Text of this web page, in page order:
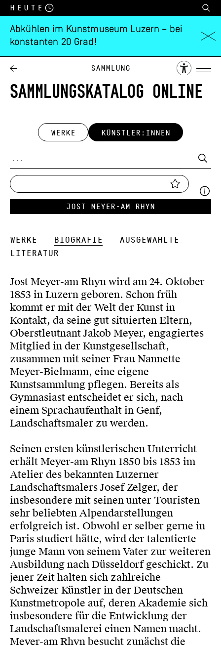
Heute
Abkühlen im Kunstmuseum Luzern – bei
konstanten 20 Grad!
Sammlung
SAMMLUNGSKATALOG ONLINE
WERKE KÜNSTLER:INNEN
Jost Meyer-am Rhyn
Werke Biografie
Ausgewählte
Literatur
Jost Meyer-am Rhyn wird am 24. Oktober
1853 in Luzern geboren. Schon früh
kommt er mit der Welt der Kunst in
Kontakt, da seine gut situierten Eltern,
Oberstleutnant Jakob Meyer, engagiertes
Mitglied in der Kunstgesellschaft,
zusammen mit seiner Frau Nannette
Meyer-Bielmann, eine eigene
Kunstsammlung pflegen. Bereits als
Gymnasiast entscheidet er sich, nach
einem Sprachaufenthalt in Genf,
Landschaftsmaler zu werden.
Seinen ersten künstlerischen Unterricht
erhält Meyer-am Rhyn 1850 bis 1853 im
Atelier des bekannten Luzerner
Landschaftsmalers Josef Zelger, der
insbesondere mit seinen unter Touristen
sehr beliebten Alpendarstellungen
erfolgreich ist. Obwohl er selber gerne in
Paris studiert hätte, wird der talentierte
junge Mann von seinem Vater zur weiteren
Ausbildung nach Düsseldorf geschickt. Zu
jener Zeit halten sich zahlreiche
Schweizer Künstler in der Deutschen
Kunstmetropole auf, deren Akademie sich
insbesondere für die Entwicklung der
Landschaftsmalerei einen Namen macht.
Meyer-am Rhyn besucht zunächst die